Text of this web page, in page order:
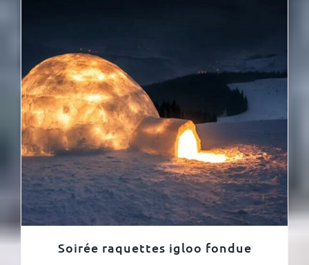
Soirée raquettes igloo fondue